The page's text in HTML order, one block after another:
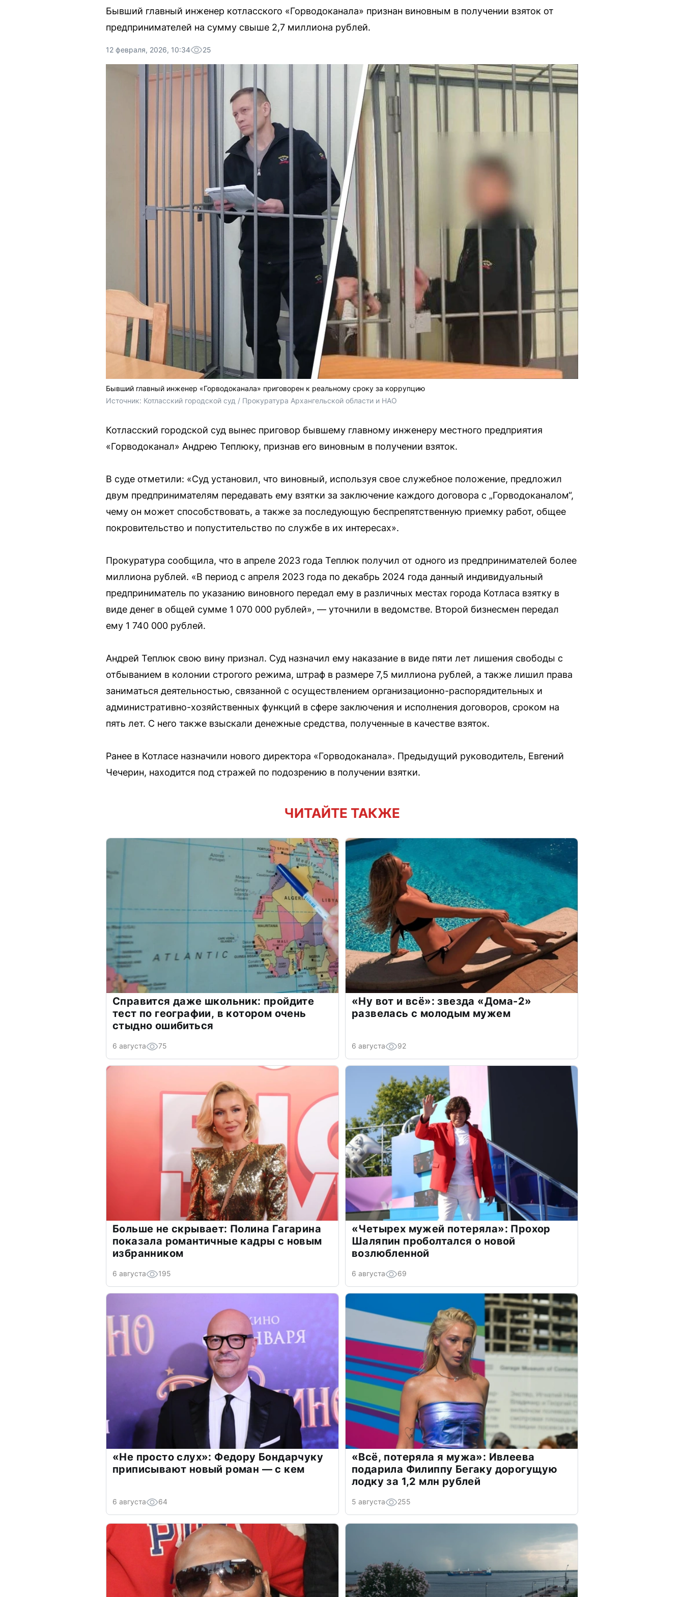
Бывший главный инженер котласского «Горводоканала» признан виновным в получении взяток от
предпринимателей на сумму свыше 2,7 миллиона рублей.
12 февраля, 2026, 10:34 25
Бывший главный инженер «Горводоканала» приговорен к реальному сроку за коррупцию
Источник: Котласский городской суд / Прокуратура Архангельской области и НАО
Котласский городской суд вынес приговор бывшему главному инженеру местного предприятия
«Горводоканал» Андрею Теплюку, признав его виновным в получении взяток.
В суде отметили: «Суд установил, что виновный, используя свое служебное положение, предложил
двум предпринимателям передавать ему взятки за заключение каждого договора с „Горводоканалом“,
чему он может способствовать, а также за последующую беспрепятственную приемку работ, общее
покровительство и попустительство по службе в их интересах».
Прокуратура сообщила, что в апреле 2023 года Теплюк получил от одного из предпринимателей более
миллиона рублей. «В период с апреля 2023 года по декабрь 2024 года данный индивидуальный
предприниматель по указанию виновного передал ему в различных местах города Котласа взятку в
виде денег в общей сумме 1 070 000 рублей», — уточнили в ведомстве. Второй бизнесмен передал
ему 1 740 000 рублей.
Андрей Теплюк свою вину признал. Суд назначил ему наказание в виде пяти лет лишения свободы с
отбыванием в колонии строгого режима, штраф в размере 7,5 миллиона рублей, а также лишил права
заниматься деятельностью, связанной с осуществлением организационно-распорядительных и
административно-хозяйственных функций в сфере заключения и исполнения договоров, сроком на
пять лет. С него также взыскали денежные средства, полученные в качестве взяток.
Ранее в Котласе назначили нового директора «Горводоканала». Предыдущий руководитель, Евгений
Чечерин, находится под стражей по подозрению в получении взятки.
ЧИТАЙТЕ ТАКЖЕ
Справится даже школьник: пройдите
тест по географии, в котором очень
стыдно ошибиться
6 августа 75
«Ну вот и всё»: звезда «Дома-2»
развелась с молодым мужем
6 августа 92
Больше не скрывает: Полина Гагарина
показала романтичные кадры с новым
избранником
6 августа 195
«Четырех мужей потеряла»: Прохор
Шаляпин проболтался о новой
возлюбленной
6 августа 69
«Не просто слух»: Федору Бондарчуку
приписывают новый роман — с кем
6 августа 64
«Всё, потеряла я мужа»: Ивлеева
подарила Филиппу Бегаку дорогущую
лодку за 1,2 млн рублей
5 августа 255